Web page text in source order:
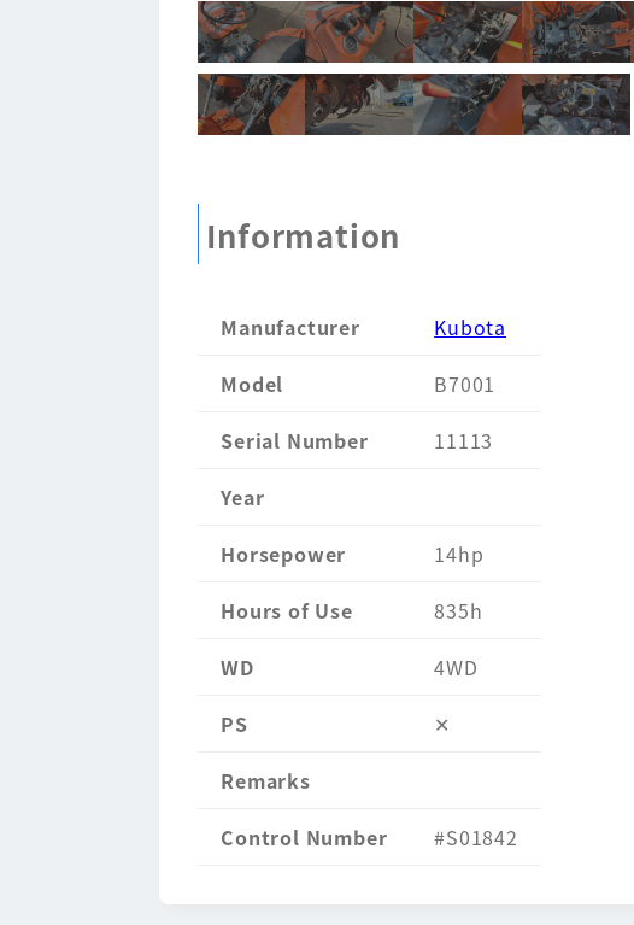
Information
Manufacturer
Kubota
Model
B7001
Serial Number
11113
Year
Horsepower
14hp
Hours of Use
835h
WD
4WD
PS
✕
Remarks
Control Number
#S01842